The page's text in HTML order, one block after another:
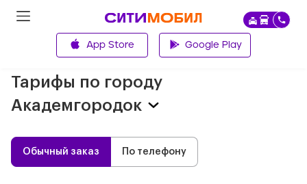
App Store Google Play
Тарифы по городу
Академгородок
Обычный заказ По телефону